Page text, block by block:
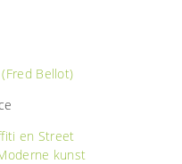
(Fred Bellot)
en Street
kunst